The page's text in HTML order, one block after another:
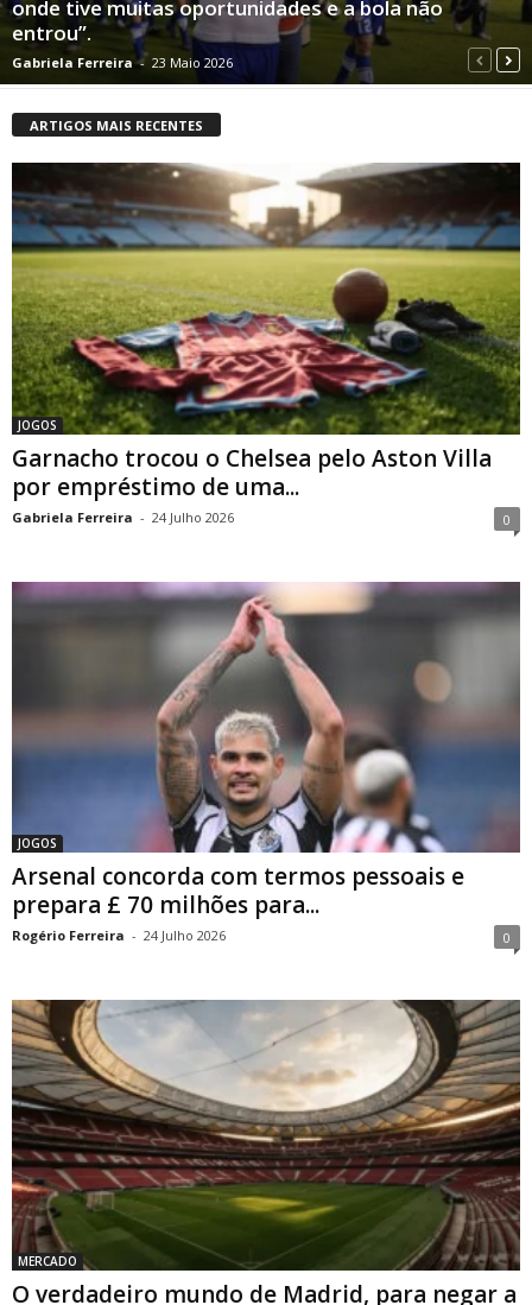
onde tive muitas oportunidades e a bola não
entrou”.
Gabriela Ferreira - 23 Maio 2026
ARTIGOS MAIS RECENTES
JOGOS
Garnacho trocou o Chelsea pelo Aston Villa
por empréstimo de uma...
Gabriela Ferreira - 24 Julho 2026 0
JOGOS
Arsenal concorda com termos pessoais e
prepara £ 70 milhões para...
Rogério Ferreira - 24 Julho 2026 0
MERCADO
O verdadeiro mundo de Madrid, para negar a